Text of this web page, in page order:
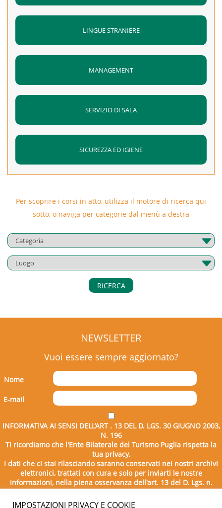
LINGUE STRANIERE
MANAGEMENT
SERVIZIO DI SALA
SICUREZZA ED IGIENE
Per scoprire i corsi in atto, utilizza il motore di ricerca qui
sotto, o naviga per categorie dal menù a destra
RICERCA
NEWSLETTER
Vuoi essere sempre aggiornato?
Nome
E-mail
INFORMATIVA AI SENSI DELL’ART . 13 DEL D. LGS. 30 GIUGNO 2003,
N. 196
Ti ricordiamo che l'Ente Bilaterale del Turismo Puglia rispetta la
tua privacy.
I dati che ci stai rilasciando saranno conservati nei nostri archivi
elettronici, trattati con cura e solo per inviarti le nostre
informazioni, nella piena osservanza dell'art. 13 del D. Lgs. n.
196/2003.
IMPOSTAZIONI PRIVACY E COOKIE